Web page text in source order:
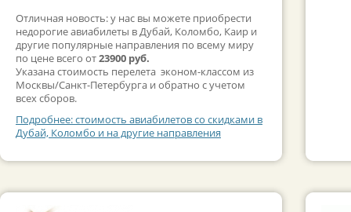
Отличная новость: у нас вы можете приобрести
недорогие авиабилеты в Дубай, Коломбо, Каир и
другие популярные направления по всему миру
по цене всего от23900 руб.
Указана стоимость перелета эконом-классом из
Москвы/Санкт-Петербурга и обратно с учетом
всех сборов.
Подробнее: стоимость авиабилетов со скидками в
Дубай, Коломбо и на другие направления